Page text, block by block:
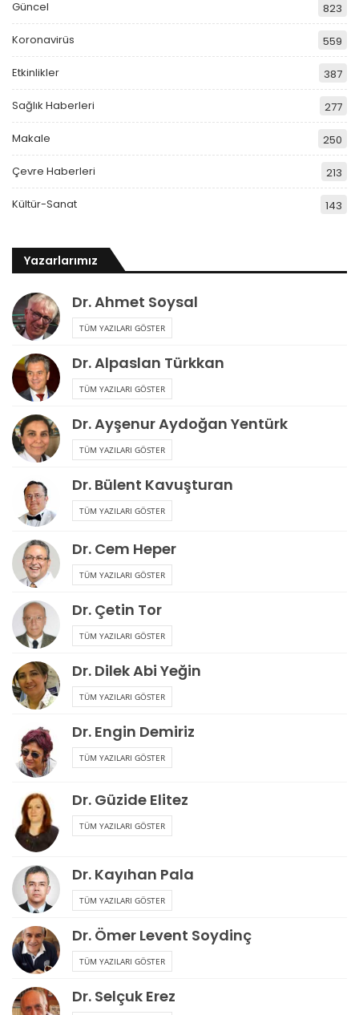
Güncel 823
Koronavirüs 559
Etkinlikler 387
Sağlık Haberleri 277
Makale 250
Çevre Haberleri 213
Kültür-Sanat 143
Yazarlarımız
Dr. Ahmet Soysal
TÜM YAZILARI GÖSTER
Dr. Alpaslan Türkkan
TÜM YAZILARI GÖSTER
Dr. Ayşenur Aydoğan Yentürk
TÜM YAZILARI GÖSTER
Dr. Bülent Kavuşturan
TÜM YAZILARI GÖSTER
Dr. Cem Heper
TÜM YAZILARI GÖSTER
Dr. Çetin Tor
TÜM YAZILARI GÖSTER
Dr. Dilek Abi Yeğin
TÜM YAZILARI GÖSTER
Dr. Engin Demiriz
TÜM YAZILARI GÖSTER
Dr. Güzide Elitez
TÜM YAZILARI GÖSTER
Dr. Kayıhan Pala
TÜM YAZILARI GÖSTER
Dr. Ömer Levent Soydinç
TÜM YAZILARI GÖSTER
Dr. Selçuk Erez